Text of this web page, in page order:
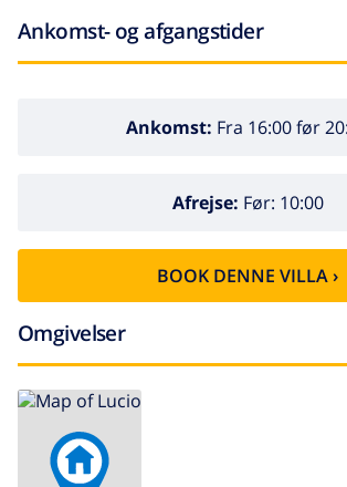
Ankomst- og afgangstider
Ankomst: Fra 16:00 før
Afrejse: Før: 10:00
BOOK DENNE VILLA ›
Omgivelser